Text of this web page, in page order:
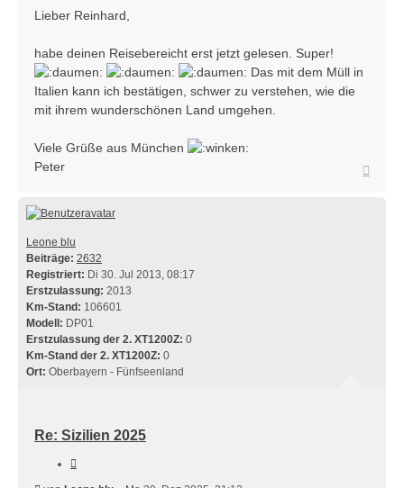
Lieber Reinhard,
habe deinen Reisebereicht erst jetzt gelesen. Super!
Das mit dem Müll in
Italien kann ich bestätigen, schwer zu verstehen, wie die
mit ihrem wunderschönen Land umgehen.
Viele Grüße aus München
Peter
Leone blu
Beiträge: 2632
Registriert: Di 30. Jul 2013, 08:17
Erstzulassung: 2013
Km-Stand: 106601
Modell: DP01
Erstzulassung der 2. XT1200Z: 0
Km-Stand der 2. XT1200Z: 0
Ort: Oberbayern - Fünfseenland
Re: Sizilien 2025